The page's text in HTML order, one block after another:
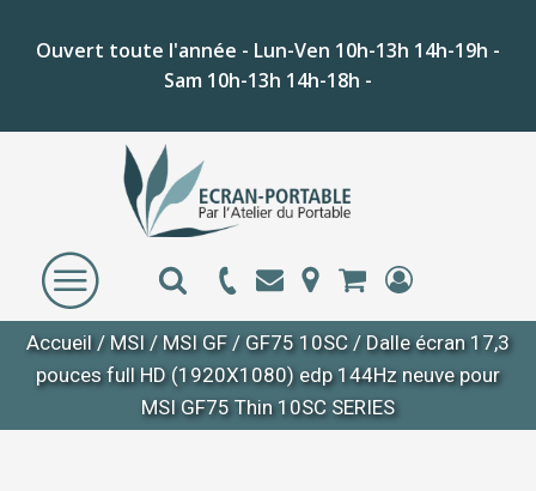
Ouvert toute l'année - Lun-Ven 10h-13h 14h-19h -
Sam 10h-13h 14h-18h -
Accueil/ MSI / MSI GF / GF75 10SC / Dalle écran 17,3
pouces full HD (1920X1080) edp 144Hz neuve pour
MSI GF75 Thin 10SC SERIES